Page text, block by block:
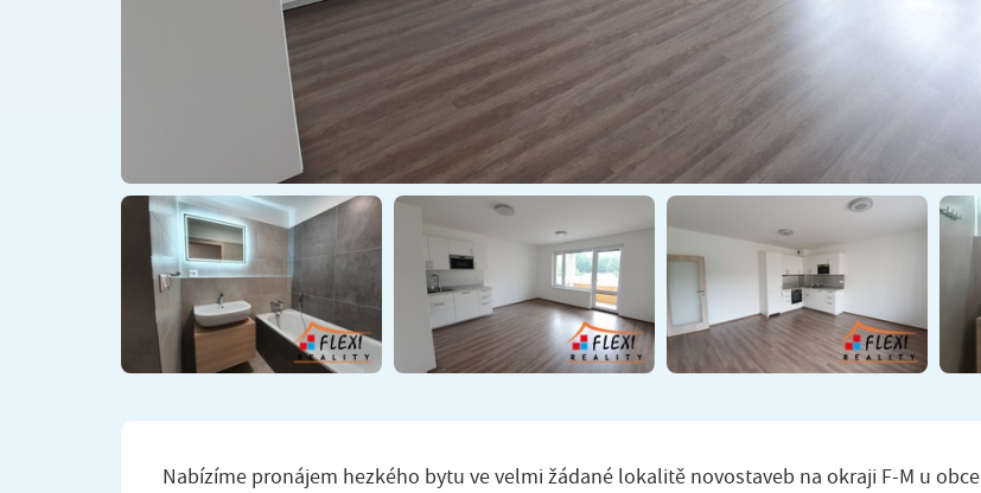
Nabízíme pronájem hezkého bytu ve velmi žádané lokalitě novostaveb na okraji F-M u obce